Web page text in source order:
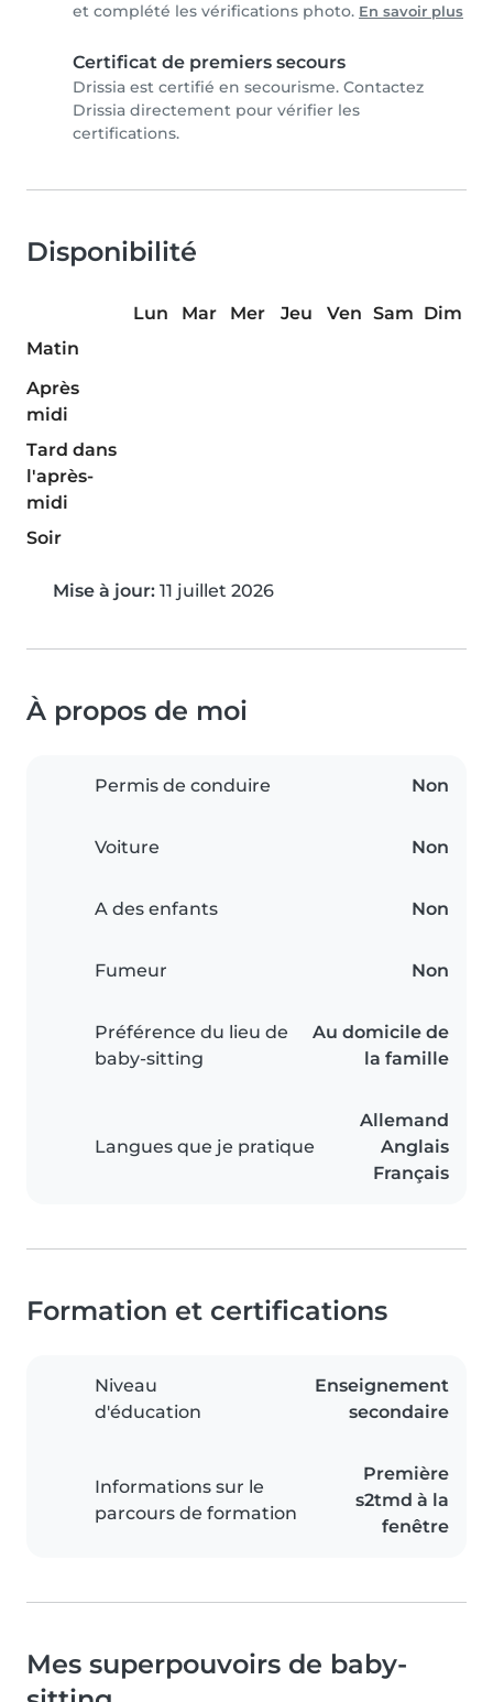
et complété les vérifications photo. En savoir plus
Certificat de premiers secours
Drissia est certifié en secourisme. Contactez
Drissia directement pour vérifier les
certifications.
Disponibilité
Lun Mar Mer Jeu Ven Sam Dim
Matin
Après
midi
Tard dans
l'après-
midi
Soir
Mise à jour: 11 juillet 2026
À propos de moi
Permis de conduire Non
Voiture Non
A des enfants Non
Fumeur Non
Préférence du lieu de
baby-sitting
Au domicile de
la famille
Langues que je pratique
Allemand
Anglais
Français
Formation et certifications
Niveau
d'éducation
Enseignement
secondaire
Informations sur le
parcours de formation
Première
s2tmd à la
fenêtre
Mes superpouvoirs de baby-